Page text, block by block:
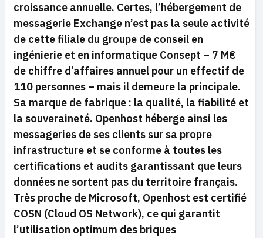
croissance annuelle. Certes, l’hébergement de
messagerie Exchange n’est pas la seule activité
de cette filiale du groupe de conseil en
ingénierie et en informatique Consept – 7 M€
de chiffre d’affaires annuel pour un effectif de
110 personnes – mais il demeure la principale.
Sa marque de fabrique : la qualité, la fiabilité et
la souveraineté. Openhost héberge ainsi les
messageries de ses clients sur sa propre
infrastructure et se conforme à toutes les
certifications et audits garantissant que leurs
données ne sortent pas du territoire français.
Très proche de Microsoft, Openhost est certifié
COSN (Cloud OS Network), ce qui garantit
l’utilisation optimum des briques